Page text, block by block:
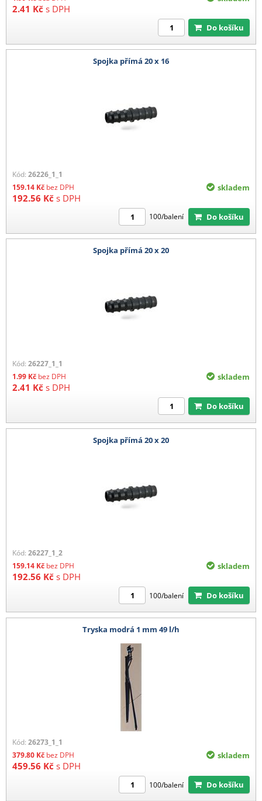
2.41 Kč s DPH
Do košíku
Spojka přímá 20 x 16
Kód: 26226_1_1
159.14 Kč bez DPH
192.56 Kč s DPH
skladem
100/balení Do košíku
Spojka přímá 20 x 20
Kód: 26227_1_1
1.99 Kč bez DPH
2.41 Kč s DPH
skladem
Do košíku
Spojka přímá 20 x 20
Kód: 26227_1_2
159.14 Kč bez DPH
192.56 Kč s DPH
skladem
100/balení Do košíku
Tryska modrá 1 mm 49 l/h
Kód: 26273_1_1
379.80 Kč bez DPH
459.56 Kč s DPH
skladem
100/balení Do košíku